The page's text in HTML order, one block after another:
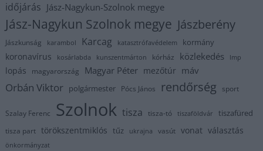
időjárás Jász-Nagykun-Szolnok megye
Jász-Nagykun Szolnok megye Jászberény
Jászkunság karambol Karcag katasztrófavédelem kormány
koronavírus kosárlabda kunszentmárton kórház közlekedés lmp
lopás magyarország Magyar Péter mezőtúr máv
Orbán Viktor polgármester Pócs János rendőrség sport
Szalay Ferenc Szolnok tisza tisza-tó tiszaföldvár tiszafüred
tisza part törökszentmiklós tűz ukrajna vasút vonat választás
önkormányzat